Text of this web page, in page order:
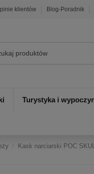
klientów Blog-Poradnik
Turystyka i
Kask narciarski POC